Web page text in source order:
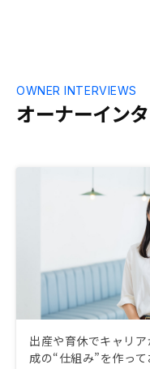
オーナーイン
OWNER INTERVIEWS
出産や育休でキャリ
成の“仕組み”を作って